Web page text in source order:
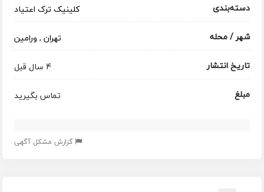
دسته‌بندی
کلینیک ترک اعتیاد
شهر / محله
تهران, ورامین
تاریخ انتشار
4 سال قبل
مبلغ
تماس بگیرید
گزارش مشکل آگهی